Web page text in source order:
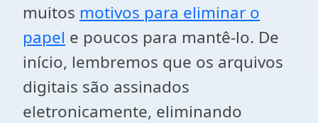
muitos motivos para eliminar o
papel e poucos para mantê-lo. De
início, lembremos que os arquivos
digitais são assinados
eletronicamente, eliminando